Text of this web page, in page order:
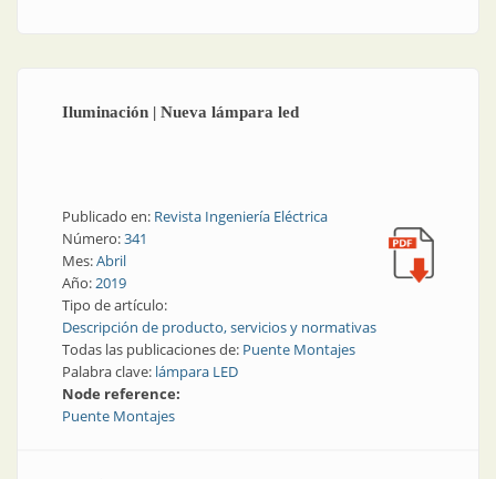
Iluminación | Nueva lámpara led
Publicado en: Revista Ingeniería Eléctrica
Número:341
Mes:Abril
Año:2019
Tipo de artículo:
Descripción de producto, servicios y normativas
Todas las publicaciones de: Puente Montajes
Palabra clave: lámpara LED
Node reference:
Puente Montajes